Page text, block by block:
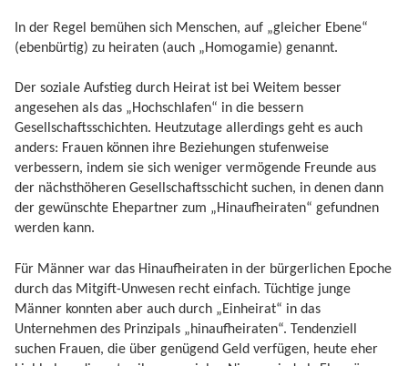
In der Regel bemühen sich Menschen, auf „gleicher Ebene“
(ebenbürtig) zu heiraten (auch „Homogamie) genannt.
Der soziale Aufstieg durch Heirat ist bei Weitem besser
angesehen als das „Hochschlafen“ in die bessern
Gesellschaftsschichten. Heutzutage allerdings geht es auch
anders: Frauen können ihre Beziehungen stufenweise
verbessern, indem sie sich weniger vermögende Freunde aus
der nächsthöheren Gesellschaftsschicht suchen, in denen dann
der gewünschte Ehepartner zum „Hinaufheiraten“ gefundnen
werden kann.
Für Männer war das Hinaufheiraten in der bürgerlichen Epoche
durch das Mitgift-Unwesen recht einfach. Tüchtige junge
Männer konnten aber auch durch „Einheirat“ in das
Unternehmen des Prinzipals „hinaufheiraten“. Tendenziell
suchen Frauen, die über genügend Geld verfügen, heute eher